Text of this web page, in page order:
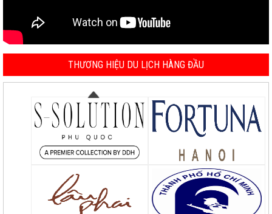
THƯƠNG HIỆU DU LỊCH HÀNG ĐẦU